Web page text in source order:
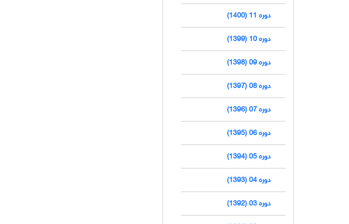
دوره 11 (1400)
دوره 10 (1399)
دوره 09 (1398)
دوره 08 (1397)
دوره 07 (1396)
دوره 06 (1395)
دوره 05 (1394)
دوره 04 (1393)
دوره 03 (1392)